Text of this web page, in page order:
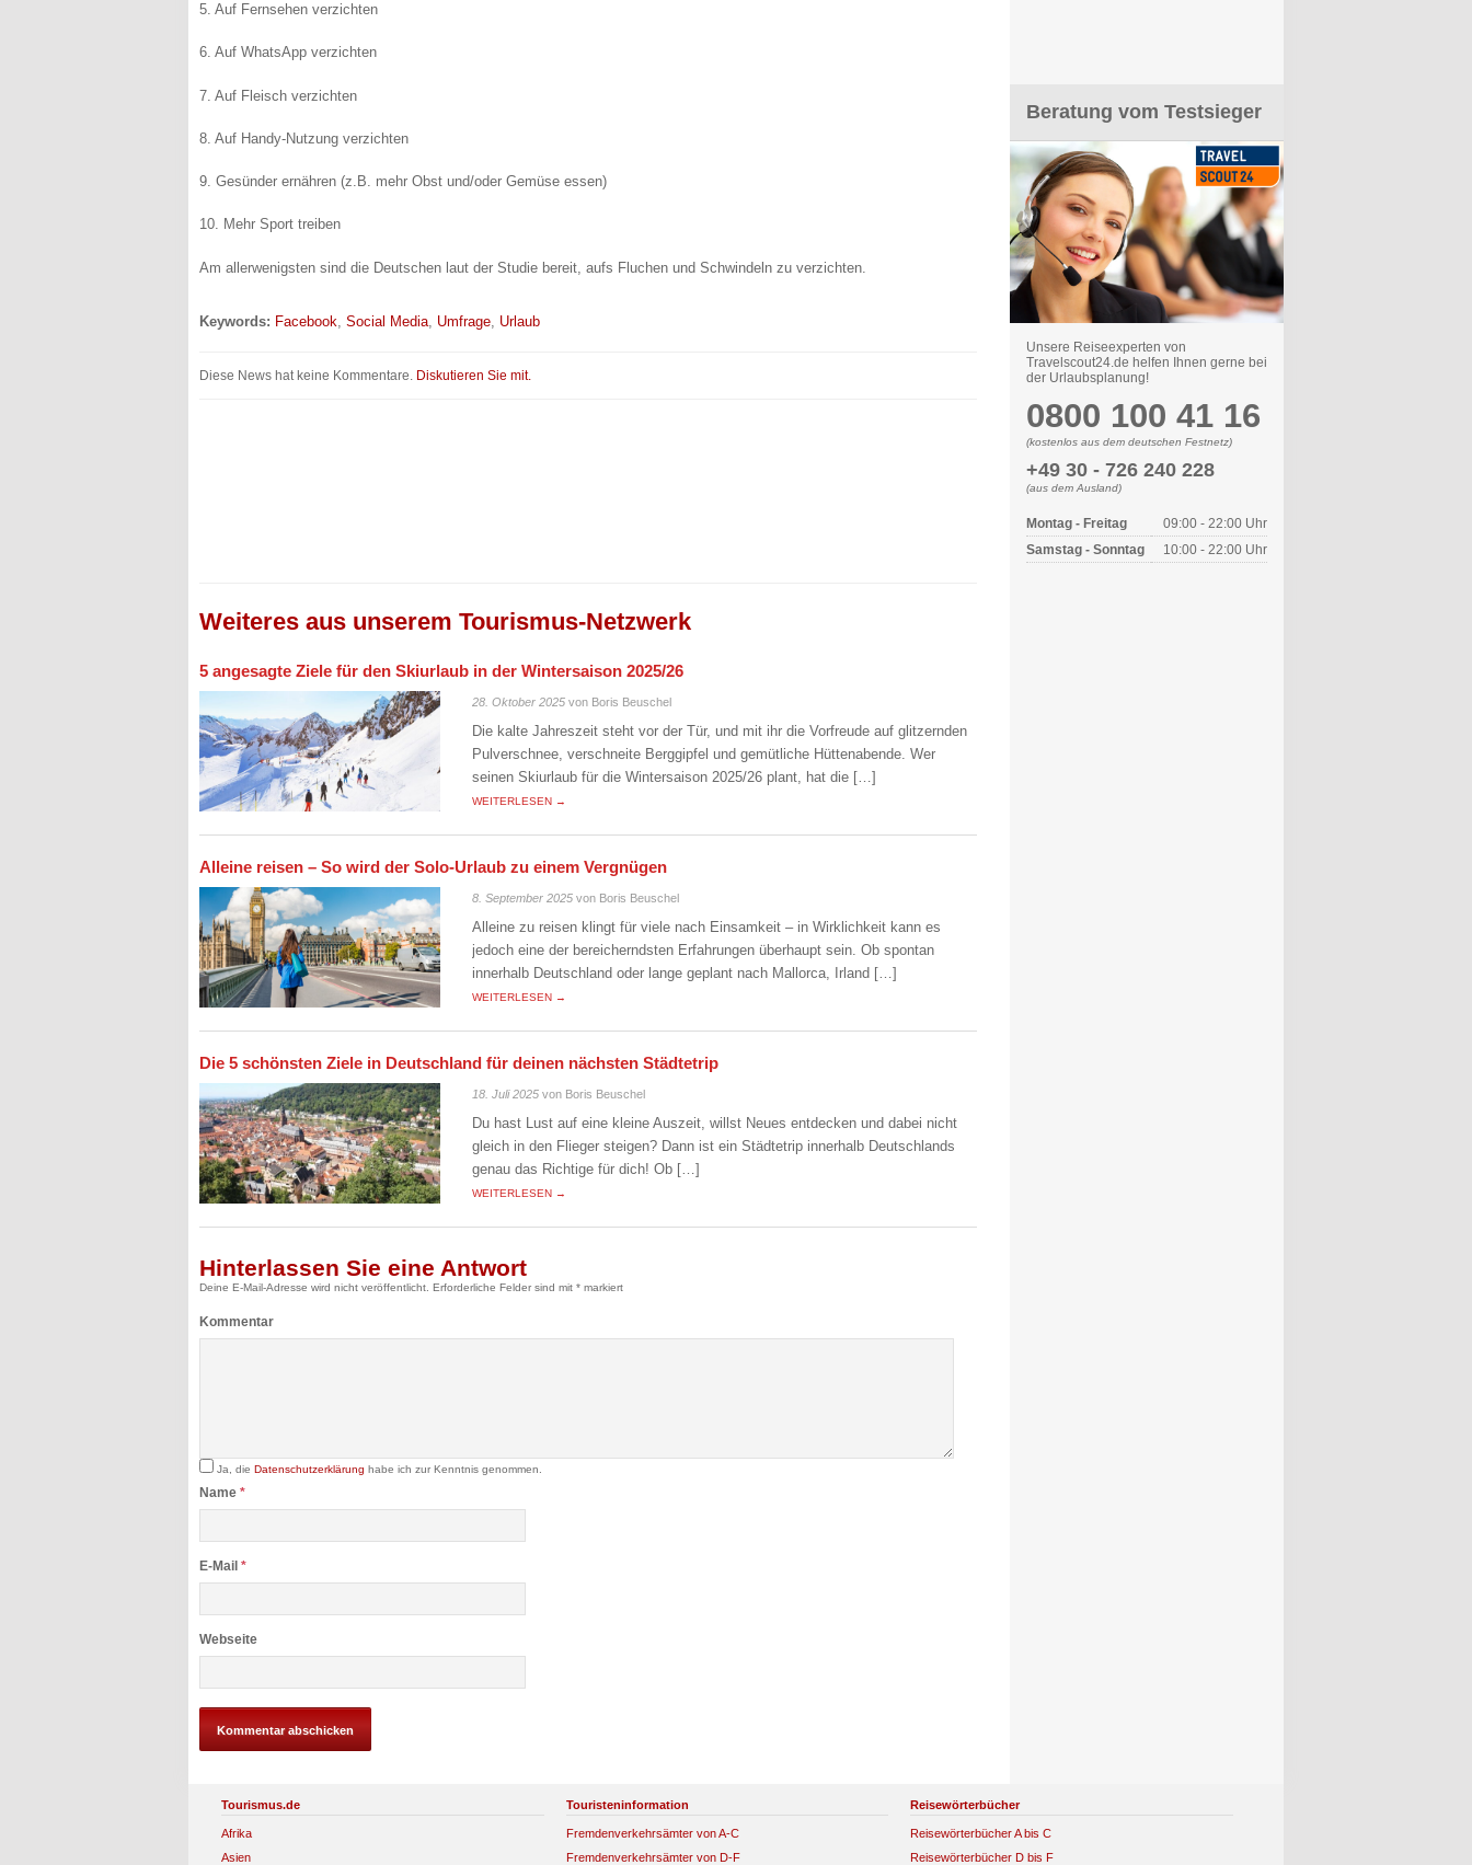
5. Auf Fernsehen verzichten
6. Auf WhatsApp verzichten
7. Auf Fleisch verzichten
8. Auf Handy-Nutzung verzichten
9. Gesünder ernähren (z.B. mehr Obst und/oder Gemüse essen)
10. Mehr Sport treiben
Am allerwenigsten sind die Deutschen laut der Studie bereit, aufs Fluchen und Schwindeln zu verzichten.
Keywords: Facebook Social Media Umfrage Urlaub
Diese News hat keine Kommentare. Diskutieren Sie mit.
Weiteres aus unserem Tourismus-Netzwerk
5 angesagte Ziele für den Skiurlaub in der Wintersaison 2025/26
28. Oktober 2025 von Boris Beuschel
Die kalte Jahreszeit steht vor der Tür, und mit ihr die Vorfreude auf glitzernden
Pulverschnee, verschneite Berggipfel und gemütliche Hüttenabende. Wer
seinen Skiurlaub für die Wintersaison 2025/26 plant, hat die […]
WEITERLESEN →
Alleine reisen – So wird der Solo-Urlaub zu einem Vergnügen
8. September 2025 von Boris Beuschel
Alleine zu reisen klingt für viele nach Einsamkeit – in Wirklichkeit kann es
jedoch eine der bereicherndsten Erfahrungen überhaupt sein. Ob spontan
innerhalb Deutschland oder lange geplant nach Mallorca, Irland […]
WEITERLESEN →
Die 5 schönsten Ziele in Deutschland für deinen nächsten Städtetrip
18. Juli 2025 von Boris Beuschel
Du hast Lust auf eine kleine Auszeit, willst Neues entdecken und dabei nicht
gleich in den Flieger steigen? Dann ist ein Städtetrip innerhalb Deutschlands
genau das Richtige für dich! Ob […]
WEITERLESEN →
Hinterlassen Sie eine Antwort
Deine E-Mail-Adresse wird nicht veröffentlicht. Erforderliche Felder sind mit * markiert
Kommentar
Ja, die Datenschutzerklärung habe ich zur Kenntnis genommen.
Name *
E-Mail *
Webseite
Beratung vom Testsieger
Unsere Reiseexperten von
Travelscout24.de helfen Ihnen gerne bei
der Urlaubsplanung!
0800 100 41 16
(kostenlos aus dem deutschen Festnetz)
+49 30 - 726 240 228
(aus dem Ausland)
Montag - Freitag
09:00 - 22:00 Uhr
Samstag - Sonntag
10:00 - 22:00 Uhr
Tourismus.de
Afrika
Asien
Touristeninformation
Fremdenverkehrsämter von A-C
Fremdenverkehrsämter von D-F
Reisewörterbücher
Reisewörterbücher A bis C
Reisewörterbücher D bis F